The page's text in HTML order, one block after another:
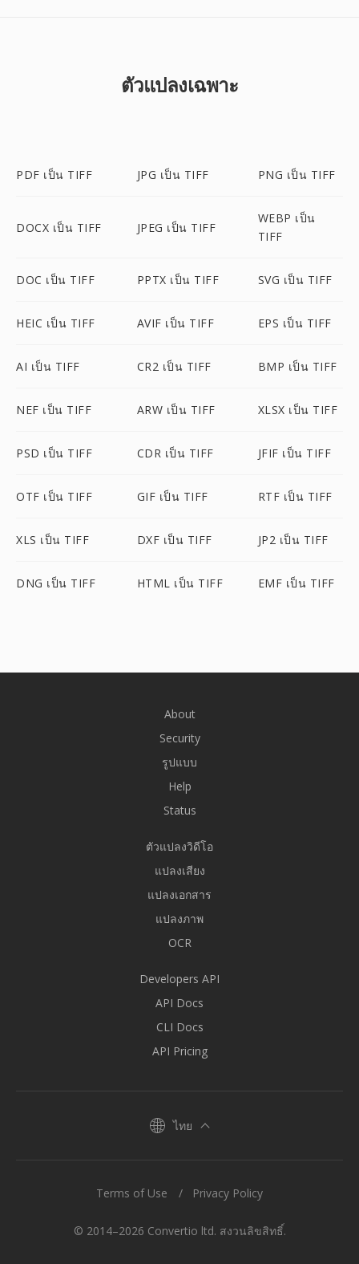
ตัวแปลงเฉพาะ
PDF เป็น TIFF JPG เป็น TIFF PNG เป็น TIFF
DOCX เป็น TIFF JPEG เป็น TIFF
WEBP เป็น
TIFF
DOC เป็น TIFF PPTX เป็น TIFF SVG เป็น TIFF
HEIC เป็น TIFF AVIF เป็น TIFF EPS เป็น TIFF
AI เป็น TIFF CR2 เป็น TIFF BMP เป็น TIFF
NEF เป็น TIFF ARW เป็น TIFF XLSX เป็น TIFF
PSD เป็น TIFF CDR เป็น TIFF JFIF เป็น TIFF
OTF เป็น TIFF GIF เป็น TIFF RTF เป็น TIFF
XLS เป็น TIFF DXF เป็น TIFF JP2 เป็น TIFF
DNG เป็น TIFF HTML เป็น TIFF EMF เป็น TIFF
About
Security
รูปแบบ
Help
Status
ตัวแปลงวิดีโอ
แปลงเสียง
แปลงเอกสาร
แปลงภาพ
OCR
Developers API
API Docs
CLI Docs
API Pricing
ไทย
© 2014–2026 Convertio ltd. สงวนลิขสิทธิ์.
Terms of Use Privacy Policy